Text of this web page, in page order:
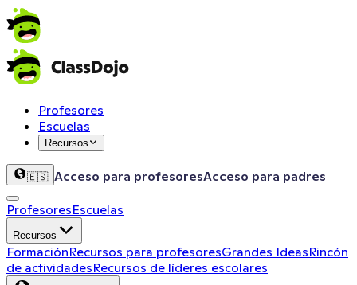
Profesores
Escuelas
Recursos
🇪🇸 Acceso para profesoresAcceso para padres
ProfesoresEscuelas
Recursos
FormaciónRecursos para profesoresGrandes IdeasRincón
de actividadesRecursos de líderes escolares